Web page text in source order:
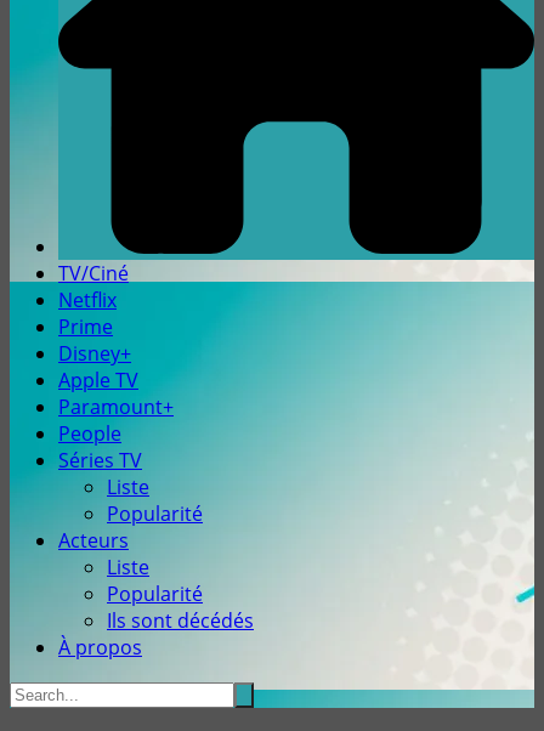
TV/Ciné
Netflix
Prime
Disney+
Apple TV
Paramount+
People
Séries TV
Liste
Popularité
Acteurs
Liste
Popularité
Ils sont décédés
À propos